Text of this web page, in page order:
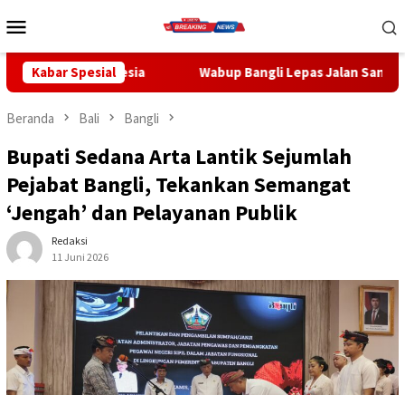
ke
Mobile
Kabar Spesial
Wabup Bangli Lepas Jalan Santai, Awali Rangkaian
Beranda Bali Bangli
Bupati Sedana Arta Lantik Sejumlah
Pejabat Bangli, Tekankan Semangat
‘Jengah’ dan Pelayanan Publik
Redaksi
11 Juni 2026